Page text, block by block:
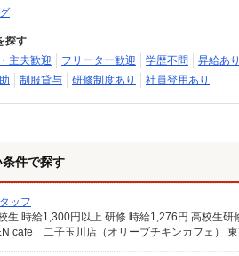
探す
主夫歓迎 フリーター歓迎 学歴不問 昇給あり
制服貸与 研修制度あり 社員登用あり
件で探す
ッフ
cafe 二子玉川店（オリーブチキンカフェ）